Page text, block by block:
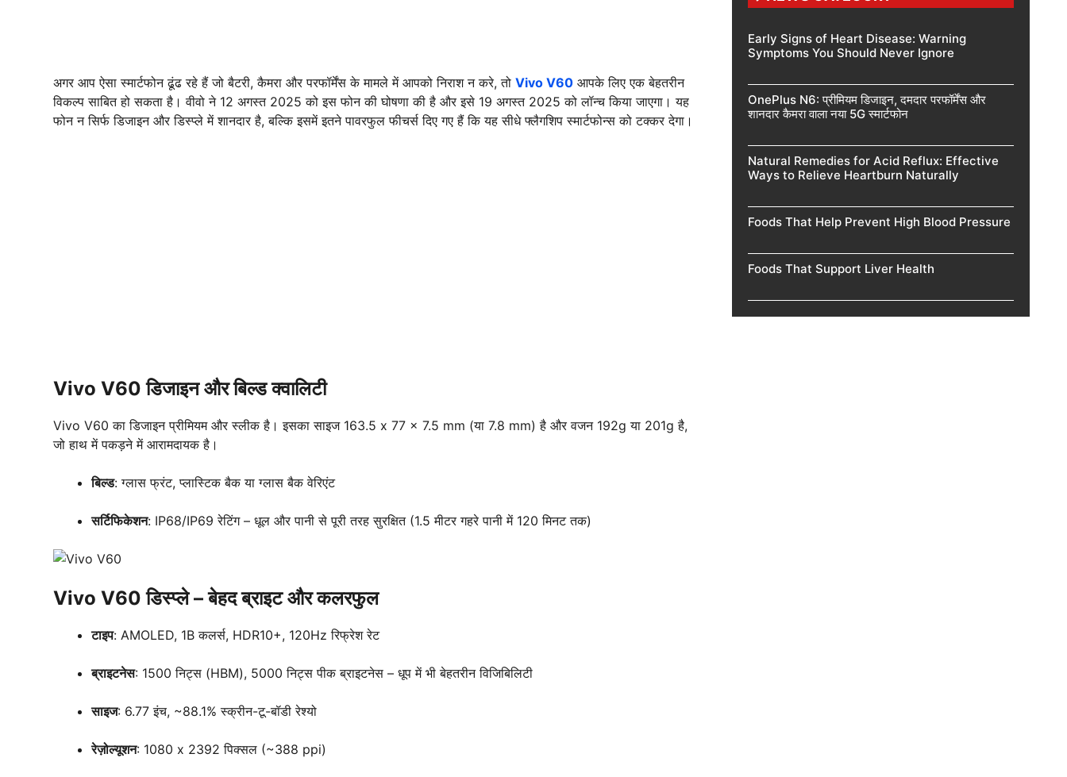
अगर आप ऐसा स्मार्टफोन ढूंढ रहे हैं जो बैटरी, कैमरा और परफॉर्मेंस के मामले में आपको निराश न करे, तो Vivo V60 आपके लिए एक बेहतरीन
विकल्प साबित हो सकता है। वीवो ने 12 अगस्त 2025 को इस फोन की घोषणा की है और इसे 19 अगस्त 2025 को लॉन्च किया जाएगा। यह
फोन न सिर्फ डिजाइन और डिस्प्ले में शानदार है, बल्कि इसमें इतने पावरफुल फीचर्स दिए गए हैं कि यह सीधे फ्लैगशिप स्मार्टफोन्स को टक्कर देगा।
Vivo V60 डिजाइन और बिल्ड क्वालिटी
Vivo V60 का डिजाइन प्रीमियम और स्लीक है। इसका साइज 163.5 x 77 x 7.5 mm (या 7.8 mm) है और वजन 192g या 201g है,
जो हाथ में पकड़ने में आरामदायक है।
बिल्ड: ग्लास फ्रंट, प्लास्टिक बैक या ग्लास बैक वेरिएंट
सर्टिफिकेशन: IP68/IP69 रेटिंग – धूल और पानी से पूरी तरह सुरक्षित (1.5 मीटर गहरे पानी में 120 मिनट तक)
Vivo V60 डिस्प्ले – बेहद ब्राइट और कलरफुल
टाइप: AMOLED, 1B कलर्स, HDR10+, 120Hz रिफ्रेश रेट
ब्राइटनेस: 1500 निट्स (HBM), 5000 निट्स पीक ब्राइटनेस – धूप में भी बेहतरीन विजिबिलिटी
साइज: 6.77 इंच, ~88.1% स्क्रीन-टू-बॉडी रेश्यो
रेज़ोल्यूशन: 1080 x 2392 पिक्सल (~388 ppi)
Early Signs of Heart Disease: Warning
Symptoms You Should Never Ignore
OnePlus N6: प्रीमियम डिजाइन, दमदार परफॉर्मेंस और
शानदार कैमरा वाला नया 5G स्मार्टफोन
Natural Remedies for Acid Reflux: Effective
Ways to Relieve Heartburn Naturally
Foods That Help Prevent High Blood Pressure
Foods That Support Liver Health